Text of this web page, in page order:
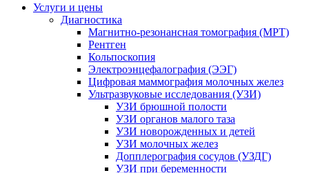
Услуги и цены
Диагностика
Магнитно-резонансная томография (МРТ)
Рентген
Кольпоскопия
Электроэнцефалография (ЭЭГ)
Цифровая маммография молочных желез
Ультразвуковые исследования (УЗИ)
УЗИ брюшной полости
УЗИ органов малого таза
УЗИ новорожденных и детей
УЗИ молочных желез
Допплерография сосудов (УЗДГ)
УЗИ при беременности